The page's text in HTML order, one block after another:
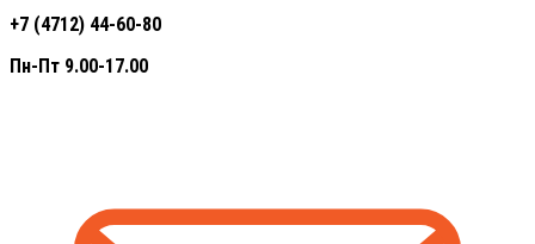
+7 (4712) 44-60-80
Пн-Пт 9.00-17.00